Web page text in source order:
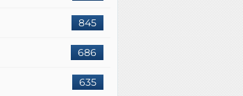
845
686
635